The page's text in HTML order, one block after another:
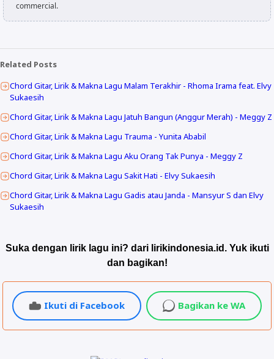
commercial.
Related Posts
Chord Gitar, Lirik & Makna Lagu Malam Terakhir - Rhoma Irama feat. Elvy
Sukaesih
Chord Gitar, Lirik & Makna Lagu Jatuh Bangun (Anggur Merah) - Meggy Z
Chord Gitar, Lirik & Makna Lagu Trauma - Yunita Ababil
Chord Gitar, Lirik & Makna Lagu Aku Orang Tak Punya - Meggy Z
Chord Gitar, Lirik & Makna Lagu Sakit Hati - Elvy Sukaesih
Chord Gitar, Lirik & Makna Lagu Gadis atau Janda - Mansyur S dan Elvy
Sukaesih
Suka dengan lirik lagu ini? dari lirikindonesia.id. Yuk ikuti
dan bagikan!
Ikuti di Facebook Bagikan ke WA